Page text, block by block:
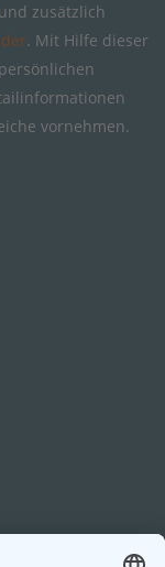
und zusätzlich
. Mit Hilfe dieser
vornehmen.